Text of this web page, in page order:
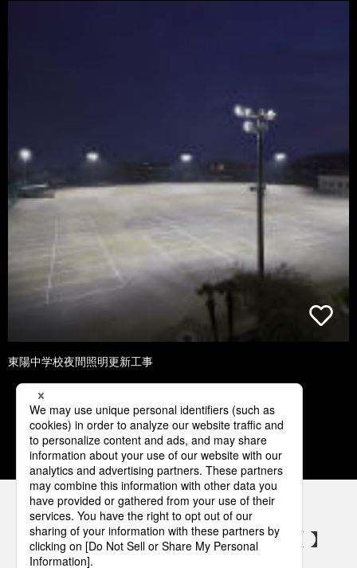
東陽中学校夜間照明更新工事
1 2 3 4 5
パナソニックの電気設備 SNSアカウント